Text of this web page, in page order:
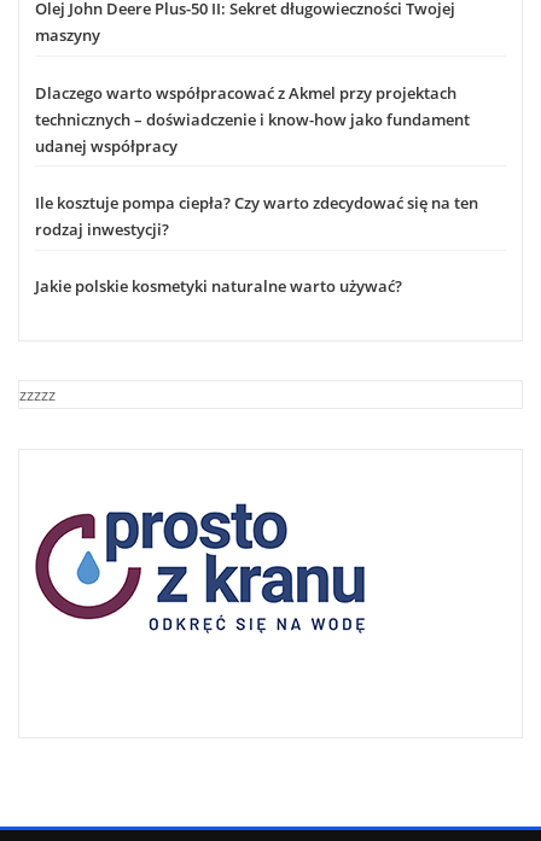
Olej John Deere Plus-50 II: Sekret długowieczności Twojej
maszyny
Dlaczego warto współpracować z Akmel przy projektach
technicznych – doświadczenie i know-how jako fundament
udanej współpracy
Ile kosztuje pompa ciepła? Czy warto zdecydować się na ten
rodzaj inwestycji?
Jakie polskie kosmetyki naturalne warto używać?
zzzzz